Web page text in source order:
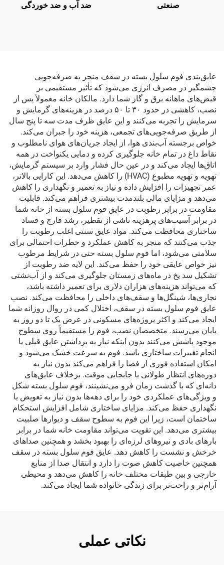
صنعتی
ضد آب و ضد خوردگی
عایق‌بندی فوم سلول بسته در سقف منجر به صرفه‌جویی
چشمگیر در مصرف انرژی می‌شود که تأثیر مستقیمی بر
قبض‌های ماهانه برق و گاز شما دارد. مالکان خانه معمولاً پس از
نصب، کاهشی در حدود ۳۰ تا ۵۰ درصد در هزینه‌های گرمایش و
سرمایش را تجربه می‌کنند و این عایق ظرف مدت سه تا پنج سال
از طریق صرفه‌جویی‌های تجمعی، هزینه خود را جبران می‌کند.
خواص برجسته آب‌بندی هوا، از ایجاد جریان‌های هوای نامطلوب و
نقاط داغ در تمام خانه جلوگیری کرده و دمایی یکنواخت در همه
اتاق‌ها ایجاد می‌کند و در عین حال فشار وارد بر سیستم گرمایش،
تهویه و تهویه مطبوع (HVAC) را کاهش می‌دهد. این کارایی بالاتر،
عمر تجهیزات را افزایش داده و نیاز به تعمیر و نگهداری را کاهش
می‌دهد و مزایای مالی بلندمدت بیشتری فراهم می‌کند. قابلیت
مقاومت در برابر رطوبت در عایق فوم سلول بسته از خانه شما
در برابر آسیب‌های پرهزینه ناشی از تقطیر، رشد قارچ و فساد
ساختاری محافظت می‌کند. مواد عایق سنتی اغلب رطوبت را
جذب می‌کنند که منجر به کاهش عملکرد و خطرات احتمالی برای
سلامتی می‌شود، اما فوم سلول بسته حتی در شرایط مرطوب
نیز خواص عایقی خود را حفظ می‌کند. این لایه ضد رطوبت از
تشکیل سد یخ در ماه‌های زمستان جلوگیری می‌کند و از آب‌نشتی
که می‌تواند هزینه‌های هزاران دلاری برای تعمیر داشته باشد،
نجاری‌ها، شینگل‌ها و سقف‌های داخلی را محافظت می‌کند. نصب
عایق فوم سلول بسته در سقف، اختلال کمی در روال روزانه شما
ایجاد می‌کند و اکثر پروژه‌های مسکونی در عرض یک تا دو روز به
پایان می‌رسند. متخصصان نصب، فوم را مستقیماً روی سطوح
موجود پاشش می‌کنند بدون اینکه نیاز به برداشتن عایق قبلی یا
انجام تغییرات ساختاری باشد. فوم به سرعت خشک می‌شود و
امکان استفاده فوری از فضا را فراهم می‌کند بدون نیاز به
دوره‌های انتظار طولانی یا جابجایی موقت. برخلاف عایق‌های
دانه‌ای که با گذشت زمان فرو می‌نشینند، فوم سلول بسته شکل
و ویژگی‌های عملکردی خود را برای دهه‌ها بدون نیاز به تعویض یا
نگهداری حفظ می‌کند. مزایای ساختاری شامل افزایش استحکام
ساختمان است، زیرا این فوم به سطوح سقف و دیوارها صلبیت
بیشتری می‌دهد. این تقویت می‌تواند مقاومت خانه شما در برابر
بارهای بادی و نیروهای لرزه‌ای را بهبود بخشد و همچنین صداهای
خرخش و نشست را کاهش دهد. عایق فوم سلول بسته در سقف
همچنین خاصیت کاهش صوت را دارد و انتقال صدا از منابع
خارجی و بین طبقات مختلف خانه را کاهش می‌دهد و محیطی
آرام‌تر و راحت‌تر برای زندگی خانواده شما ایجاد می‌کند.
نکاتی عملی